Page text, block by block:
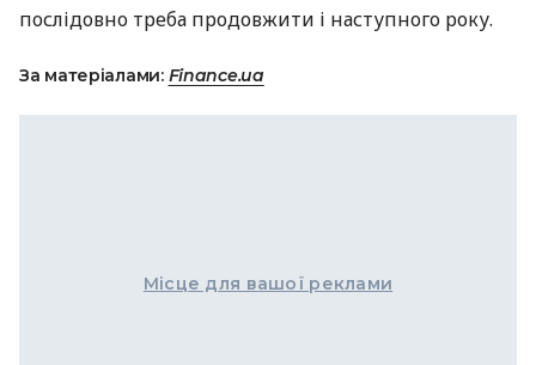
послідовно треба продовжити і наступного року.
За матеріалами: Finance.ua
Місце для вашої реклами